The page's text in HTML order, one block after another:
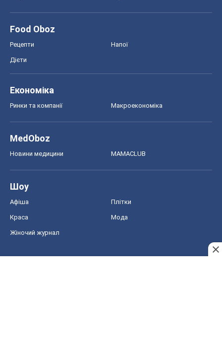
Food Oboz
Рецепти Напої
Дієти
Економіка
Ринки та компанії Макроекономіка
MedOboz
Новини медицини MAMACLUB
Шоу
Афіша Плітки
Краса Мода
Жіночий журнал